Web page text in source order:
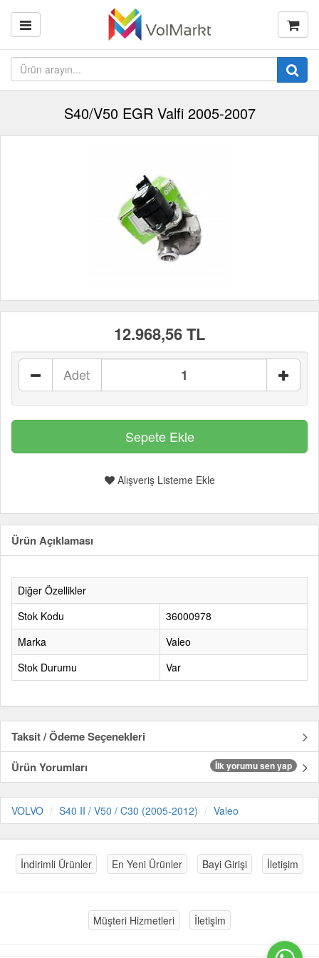
S40/V50 EGR Valfi 2005-2007
12.968,56 TL
Adet
Alışveriş Listeme Ekle
Ürün Açıklaması
Diğer Özellikler
Stok Kodu
36000978
Marka
Valeo
Stok Durumu
Var
Taksit / Ödeme Seçenekleri
Ürün Yorumları
İlk yorumu sen yap
VOLVO S40 II / V50 / C30 (2005-2012) Valeo
İndirimli Ürünler En Yeni Ürünler Bayi Girişi İletişim
Müşteri Hizmetleri İletişim